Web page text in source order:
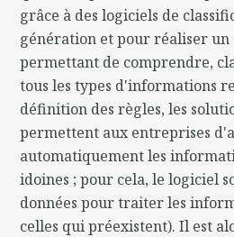
grâce à des logiciels de
génération et pour réaliser
permettant de comprendre,
tous les types d'informations
définition des règles, les
permettent aux entreprises
automatiquement les
idoines ; pour cela, le logiciel
données pour traiter les
celles qui préexistent). Il est